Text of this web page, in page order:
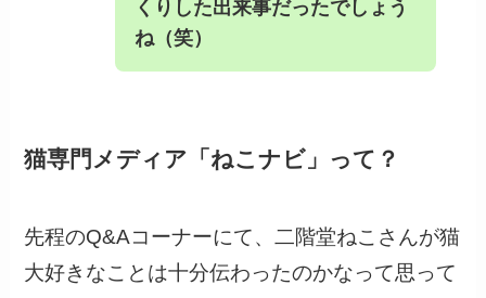
くりした出来事だったでしょう
ね（笑）
猫専門メディア「ねこナビ」って？
先程のQ&Aコーナーにて、二階堂ねこさんが猫
大好きなことは十分伝わったのかなって思って